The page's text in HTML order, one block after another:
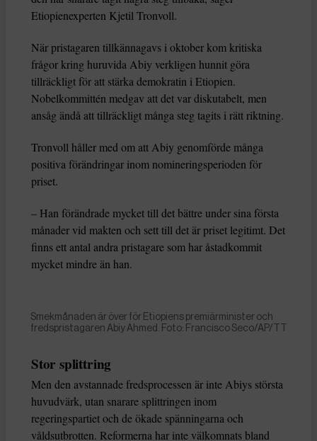
Etiopienexperten Kjetil Tronvoll.
När pristagaren tillkännagavs i oktober kom kritiska
frågor kring huruvida Abiy verkligen hunnit göra
tillräckligt för att stärka demokratin i Etiopien.
Nobelkommittén medgav att det var diskutabelt, men
ansåg ändå att tillräckligt många steg tagits i rätt riktning.
Tronvoll håller med om att Abiy genomförde många
positiva förändringar inom nomineringsperioden för
priset.
– Han förändrade mycket till det bättre under sina första
månader vid makten och sett till det är priset legitimt. Det
finns ett antal andra pristagare som har åstadkommit
mycket mindre än han.
Smekmånaden är över för Etiopiens premiärminister och
fredspristagaren Abiy Ahmed. Foto: Francisco Seco/AP/TT
Stor splittring
Men den avstannade fredsprocessen är inte Abiys största
huvudvärk, utan snarare splittringen inom
regeringspartiet och de ökade spänningarna och
våldsutbrotten. Reformerna har inte välkomnats bland